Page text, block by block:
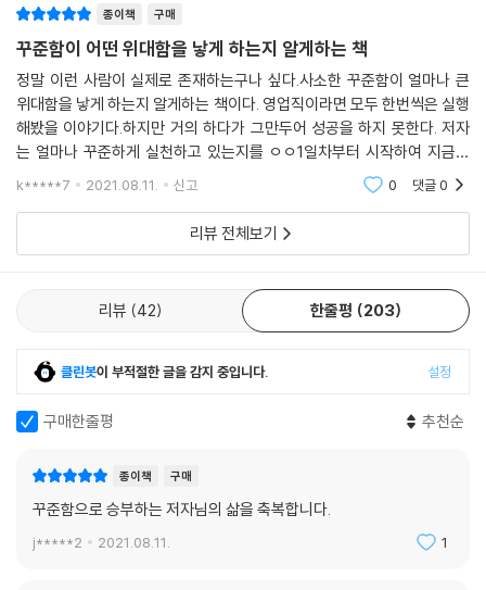
영업 성공48법칙
의미 있고 목적 있는 삶을 살아라
영업 성공49법칙
메모하는 습관을 길들여라
영업 성공50법칙
한 번 더 요청해 보자
고객을 기억하고 감동하게 만들어라
영업 성공52법칙
고객의 힘든 상황을 잘 이해하라
영업 성공55법칙
영업 성공55법칙
고객의 작은 이야기도 귀담아들어라
영업 성공57법칙
보험을 1개 넣은 사람과 10개 넣은 사람을 주목하라
그리고 그들에게 한 명씩 소개를 받기 시작했다. 자동차보험의 전설인 조
지라드의 ‘250명 법칙’을 나의 분야에 적용시킴으로써 빛을 발하기 시작
했다. 그는 시보레에서 15년간 무려 13,001대의 자동차를 판매하는 대기
록을 세워 기네스북에 세계 No.1 세일즈맨으로 12년 연속 선정되었는데
항상 “1명 뒤에는 250명이 있다”고 강조 또 강조해 그 말만 믿고 누구를
만나든 귀 기울여 가려운 곳을 긁어주고 궁금한 것은 먼저 알려주는 등 최
고의 정성을 기울이려 노력했다.
내 이름에 애착을 갖게 된 것은 보험설계사가 된 후였다. 언뜻 떠올린 것이
이름 뒤에 멋진 호칭을 붙이면 어떤 느낌일까 하고 당시 가장 높은 직급인
니, 너무 근사하게 느껴졌다. 감사하게도 보험설계사로 제2의 인생에 들어
즉, 고객에게 메시지를 보낼 때마다 그 이름을 사용했기 때문이다. 말이 씨
님, 000 원장님이라고 꼬박꼬박 그들의 이름을 불러주었다.
또 여러 기관에 종종 강의를 나갈 때가 있어 다른 이름이 필요했다. ‘어떻게
불리는 게 좋을까? 이름을 부르면서, 불리면서 모두가 즐거운 이름으로 뭐
종이책 구매
꾸준함이 어떤 위대함을 낳게 하는지 알게하는 책
정말 이런 사람이 실제로 존재하는구나 싶다.사소한 꾸준함이 얼마나 큰
위대함을 낳게 하는지 알게하는 책이다. 영업직이라면 모두 한번씩은 실행
해봤을 이야기다.하지만 거의 하다가 그만두어 성공을 하지 못한다. 저자
는 얼마나 꾸준하게 실천하고 있는지를 ㅇㅇ1일차부터 시작하여 지금은
ㅇㅇ몇일차를 쌓아가고 있고 주변에 대한 사소한 관심을 계약으로 이끄는
k*****7 2021.08.11. 신고 0 댓글0
리뷰 전체보기
리뷰 42 한줄평 203
클린봇이 부적절한 글을 감지 중입니다. 설정
구매한줄평 추천순
종이책 구매
꾸준함으로 승부하는 저자님의 삶을 축복합니다.
j*****2 2021.08.11. 1